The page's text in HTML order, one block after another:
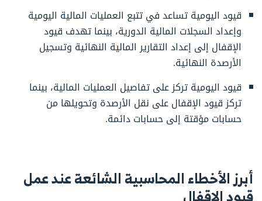
قيود اليومية تساعد في تتبع العمليات المالية اليومية
وإعداد السجلات المالية الدورية، بينما تهدف قيود
الإقفال إلى إعداد التقارير المالية النهائية وتسجيل
الأرصدة النهائية.
قيود اليومية تركز على تفاصيل العمليات المالية، بينما
تركز قيود الإقفال على نقل الأرصدة وتحويلها من
حسابات مؤقتة إلى حسابات دائمة.
أبرز الأخطاء المحاسبية الشائعة عند عمل